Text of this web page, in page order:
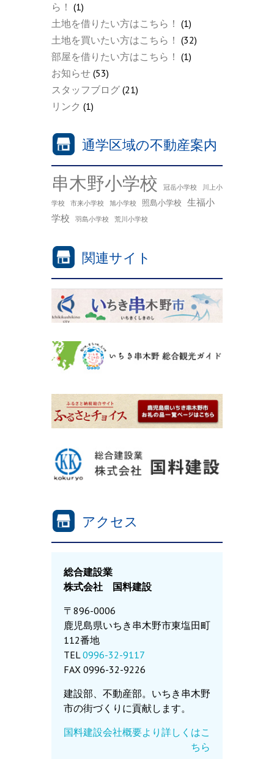
ら！ (1)
土地を借りたい方はこちら！ (1)
土地を買いたい方はこちら！ (32)
部屋を借りたい方はこちら！ (1)
お知らせ (53)
スタッフブログ (21)
リンク (1)
通学区域の不動産案内
串木野小学校 冠岳小学校
川上小
学校
市来小学校 旭小学校 照島小学校 生福小
学校
羽島小学校 荒川小学校
関連サイト
アクセス
総合建設業
株式会社 国料建設
〒896-0006
鹿児島県いちき串木野市東塩田町
112番地
TEL0996-32-9117
FAX 0996-32-9226
建設部、不動産部。いちき串木野
市の街づくりに貢献します。
国料建設会社概要より詳しくはこ
ちら